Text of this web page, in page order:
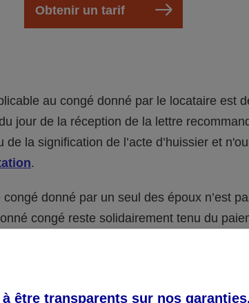
Obtenir un tarif
au congé donné par le locataire est
jour de la réception de la lettre
de la signification de l’acte d’huissier et
.
donné par un seul des époux n’est
congé reste solidairement tenu du
du loyer et des charges jusqu’à la fin
être transparents sur nos